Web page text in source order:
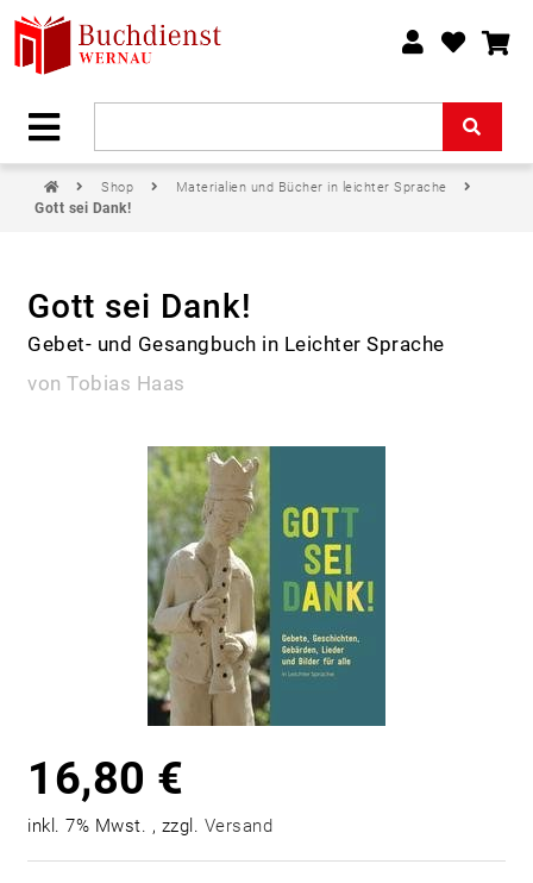
Shop Materialien und Bücher in leichter Sprache
Gott sei Dank!
Gott sei Dank!
Gebet- und Gesangbuch in Leichter Sprache
von Tobias Haas
16,80 €
inkl. 7% Mwst. , zzgl. Versand